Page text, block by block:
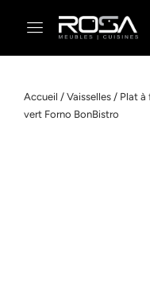
Accueil / Vaisselles / Plat à
vert Forno BonBistro